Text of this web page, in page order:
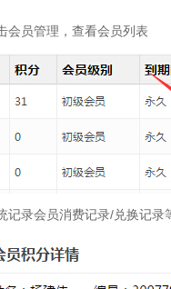
会员管理，查看会员列表
记录会员消费记录/兑换记录